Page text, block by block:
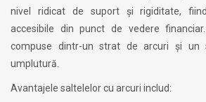
nivel ridicat de suport și rigiditate,
accesibile din punct de vedere
compuse dintr-un strat de arcuri și un
umplutură.
Avantajele saltelelor cu arcuri includ: